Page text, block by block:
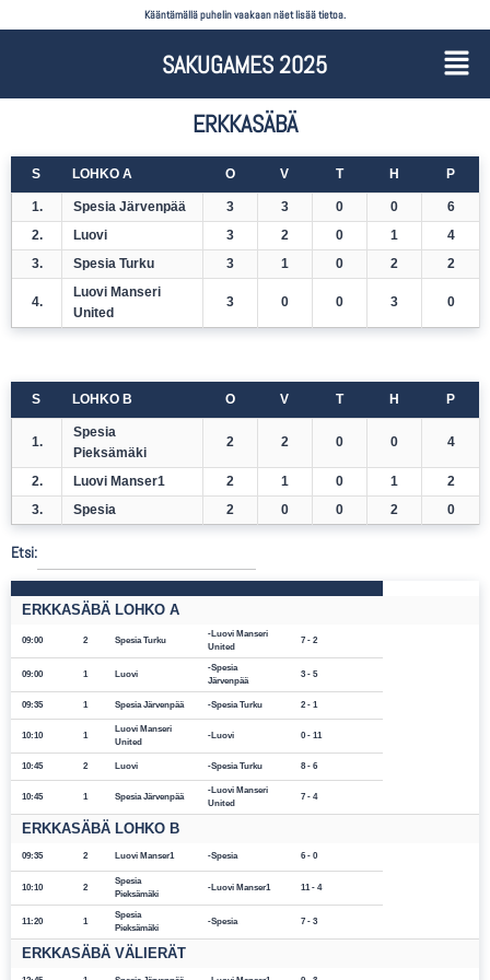
Kääntämällä puhelin vaakaan näet lisää tietoa.
SAKUGAMES 2025
ERKKASÄBÄ
S LOHKO A O V T H P
1. Spesia Järvenpää 3 3 0 0
6
2.
Luovi 3 2 0 1
4
3.
Spesia Turku 3 1 0 2 2
4.
Luovi Manseri
United
3 0 0 3 0
S LOHKO B O V T H P
1.
Spesia
Pieksämäki
2 2 0 0 4
2. Luovi Manser1 2 1 0 1
2
3.
Spesia 2 0 0 2 0
Etsi:
ERKKASÄBÄ LOHKO A
09:00 2 Spesia Turku
Luovi Manseri
United
7 - 2
09:00 1 Luovi
Spesia
Järvenpää
3 - 5
09:35 1 Spesia Järvenpää Spesia Turku 2 - 1
10:10 1
Luovi Manseri
United
Luovi 0 - 11
10:45 2 Luovi Spesia Turku 8 - 6
10:45 1 Spesia Järvenpää
Luovi Manseri
United
7 - 4
ERKKASÄBÄ LOHKO B
09:35 2 Luovi Manser1 Spesia 6 - 0
10:10 2
Spesia
Pieksämäki
Luovi Manser1 11 - 4
11:20 1
Spesia
Pieksämäki
Spesia 7 - 3
ERKKASÄBÄ VÄLIERÄT